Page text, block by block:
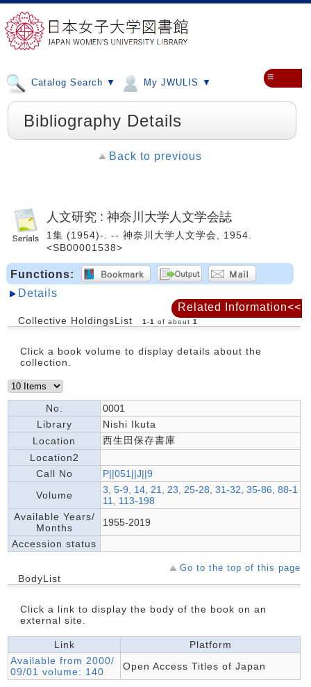
Catalog Search ▼ My JWULIS ▼ ≡
Bibliography Details
Back to previous
人文研究 : 神奈川大学人文学会誌
1集 (1954)-. -- 神奈川大学人文学会, 1954.
<SB00001538>
Functions:
Details
Collective HoldingsList 1 -1 of about 1
Click a book volume to display details about the
collection.
No.
0001
Library
Nishi Ikuta
Location
西生田保存書庫
Location2
Call No
P||051||J||9
Volume
3, 5-9, 14, 21, 23, 25-28, 31-32, 35-86, 88-1
11, 113-198
Available Years/
Months
1955-2019
Accession status
Go to the top of this page
BodyList
Click a link to display the body of the book on an
external site.
Link
Platform
Available from 2000/
09/01 volume: 140
Open Access Titles of Japan
Related Information<<